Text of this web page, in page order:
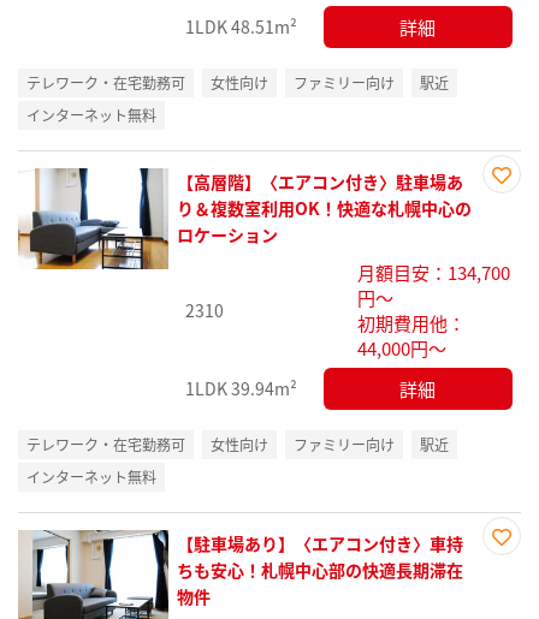
1LDK48.51m² 詳細
テレワーク・在宅勤務可 女性向け ファミリー向け
駅近
インターネット無料
録
【高層階】〈エアコン付き〉駐車場あ
り＆複数室利用OK！快適な札幌中心の
ロケーション
2310
月額目安：134,700
円～
初期費用他：
44,000円～
1LDK39.94m² 詳細
テレワーク・在宅勤務可 女性向け ファミリー向け
駅近
インターネット無料
【駐車場あり】〈エアコン付き〉車持
ちも安心！札幌中心部の快適長期滞在
物件